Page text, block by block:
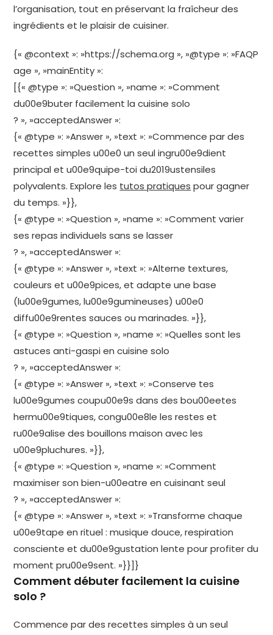
l’organisation, tout en préservant la fraîcheur des
ingrédients et le plaisir de cuisiner.
{« @context »: »https://schema.org », »@type »: »FAQP
age », »mainEntity »:
[{« @type »: »Question », »name »: »Comment
du00e9buter facilement la cuisine solo
? », »acceptedAnswer »:
{« @type »: »Answer », »text »: »Commence par des
recettes simples u00e0 un seul ingru00e9dient
principal et u00e9quipe-toi du2019ustensiles
polyvalents. Explore les tutos pratiques pour gagner
du temps. »}},
{« @type »: »Question », »name »: »Comment varier
ses repas individuels sans se lasser
? », »acceptedAnswer »:
{« @type »: »Answer », »text »: »Alterne textures,
couleurs et u00e9pices, et adapte une base
(lu00e9gumes, lu00e9gumineuses) u00e0
diffu00e9rentes sauces ou marinades. »}},
{« @type »: »Question », »name »: »Quelles sont les
astuces anti-gaspi en cuisine solo
? », »acceptedAnswer »:
{« @type »: »Answer », »text »: »Conserve tes
lu00e9gumes coupu00e9s dans des bou00eetes
hermu00e9tiques, congu00e8le les restes et
ru00e9alise des bouillons maison avec les
u00e9pluchures. »}},
{« @type »: »Question », »name »: »Comment
maximiser son bien-u00eatre en cuisinant seul
? », »acceptedAnswer »:
{« @type »: »Answer », »text »: »Transforme chaque
u00e9tape en rituel : musique douce, respiration
consciente et du00e9gustation lente pour profiter du
moment pru00e9sent. »}}]}
Comment débuter facilement la cuisine
solo ?
Commence par des recettes simples à un seul